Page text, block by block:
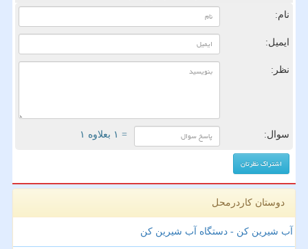
نام:
ایمیل:
نظر:
سوال: = ۱ بعلاوه ۱
دوستان کاردرمحل
آب شیرین کن - دستگاه آب شیرین کن